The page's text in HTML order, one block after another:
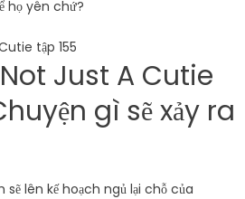
họ yên chứ?
Just A Cutie
gì sẽ xảy ra
lên kế hoạch ngủ lại chỗ của